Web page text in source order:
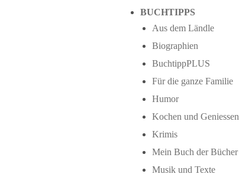
BUCHTIPPS
Aus dem Ländle
Biographien
BuchtippPLUS
Für die ganze Familie
Humor
Kochen und Geniessen
Krimis
Mein Buch der Bücher
Musik und Texte